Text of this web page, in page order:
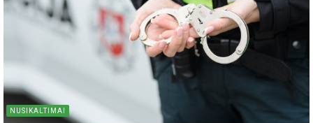
NUSIKALTIMAI